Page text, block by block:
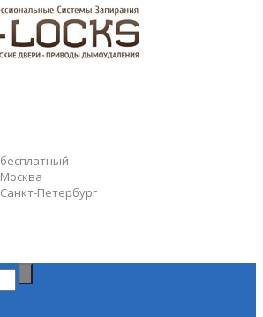
бесплатный
Москва
Санкт-Петербург